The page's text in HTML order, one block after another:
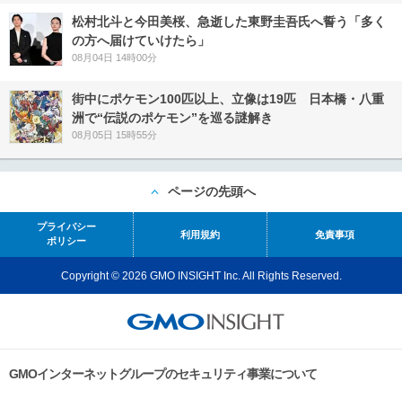
松村北斗と今田美桜、急逝した東野圭吾氏へ誓う「多く
の方へ届けていけたら」
08月04日 14時00分
街中にポケモン100匹以上、立像は19匹 日本橋・八重
洲で“伝説のポケモン”を巡る謎解き
08月05日 15時55分
ページの先頭へ
プライバシー
ポリシー
利用規約 免責事項
Copyright © 2026 GMO INSIGHT Inc. All Rights Reserved.
GMOインターネットグループのセキュリティ事業について